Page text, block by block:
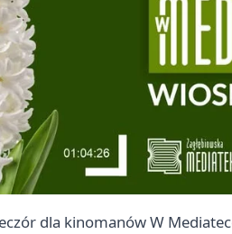
dla kinomanów W